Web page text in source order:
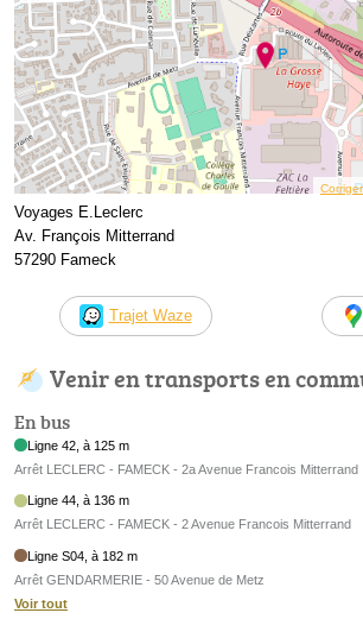
Voyages E.Leclerc
Av. François Mitterrand
57290 Fameck
Trajet Waze
Venir en transports en
En bus
Ligne 42, à 125 m
Arrêt LECLERC - FAMECK - 2a Avenue Francois Mitterrand
Ligne 44, à 136 m
Arrêt LECLERC - FAMECK - 2 Avenue Francois Mitterrand
Ligne S04, à 182 m
Arrêt GENDARMERIE - 50 Avenue de Metz
Voir tout